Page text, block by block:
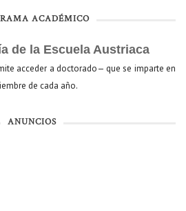
ACADÉMICO
de la Escuela Austriaca
acceder a doctorado— que se imparte en
de cada año.
ANUNCIOS